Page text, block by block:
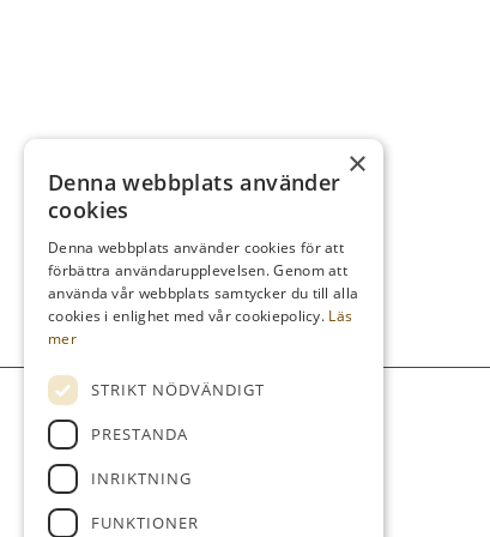
×
Denna webbplats använder
cookies
Denna webbplats använder cookies för att
förbättra användarupplevelsen. Genom att
använda vår webbplats samtycker du till alla
cookies i enlighet med vår cookiepolicy. Läs
mer
STRIKT NÖDVÄNDIGT
PRESTANDA
INRIKTNING
FUNKTIONER